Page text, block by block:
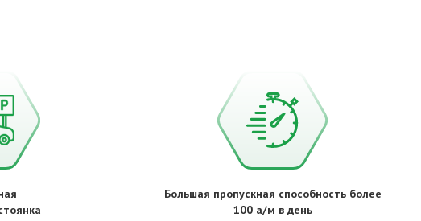
Большая пропускная способность более
100 а/м в день